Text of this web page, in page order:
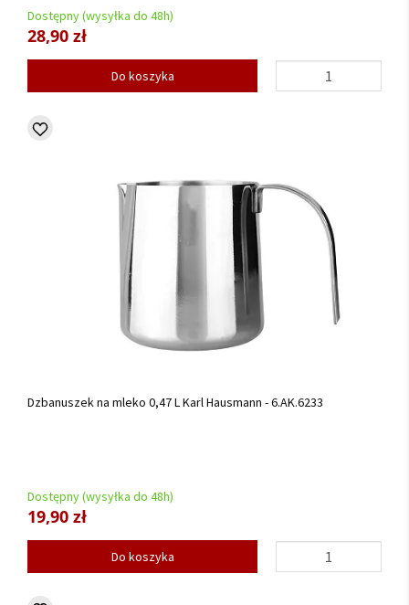
Dostępny (wysyłka do 48h)
28,90 zł
Do koszyka
Dzbanuszek na mleko 0,47 L Karl Hausmann - 6.AK.6233
Dostępny (wysyłka do 48h)
19,90 zł
Do koszyka